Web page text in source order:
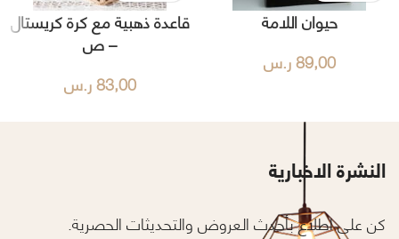
حيوان اللامة
89,00ر.س
قاعدة ذهبية مع كرة كريستال
– ص
83,00ر.س
النشرة الاخبارية
كن على اطلاع بأحدث العروض والتحديثات الحصرية.